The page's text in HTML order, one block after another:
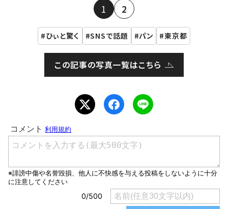
1 2
ひぃと驚く SNSで話題 パン 東京都
この記事の写真一覧はこちら